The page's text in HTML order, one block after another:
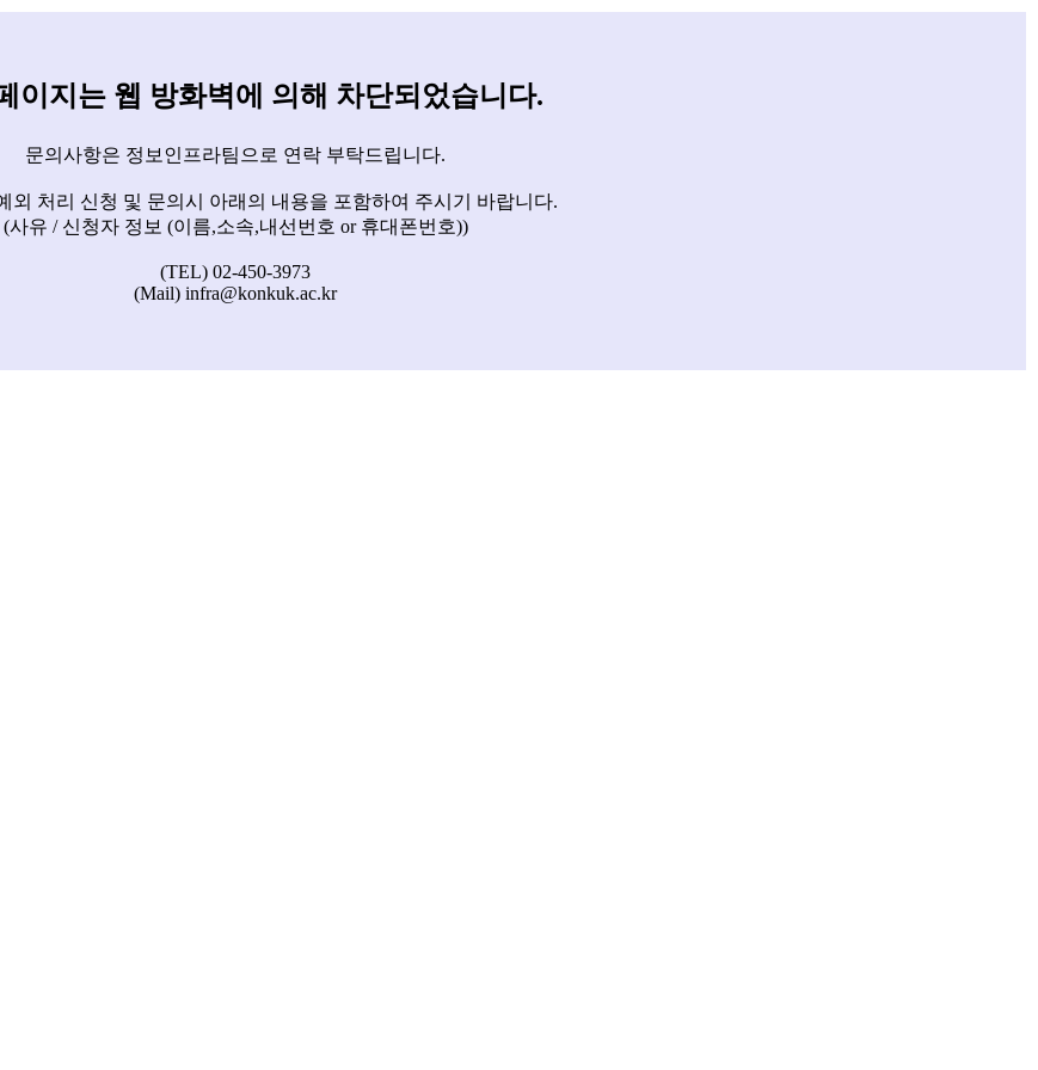
이지는 웹 방화벽에 의해 차단되었습니다.
문의사항은 정보인프라팀으로 연락 부탁드립니다.
외 처리 신청 및 문의시 아래의 내용을 포함하여 주시기 바랍니다.
(사유 / 신청자 정보 (이름,소속,내선번호 or 휴대폰번호))
(TEL) 02-450-3973
(Mail) infra@konkuk.ac.kr